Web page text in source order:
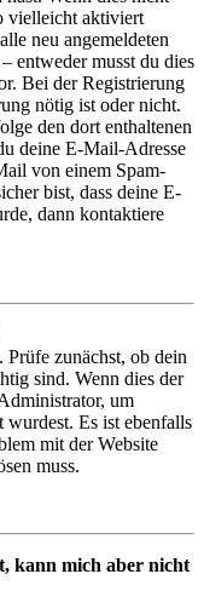
vielleicht aktiviert
neu angemeldeten
entweder musst du dies
Bei der Registrierung
nötig ist oder nicht.
den dort enthaltenen
deine E-Mail-Adresse
von einem Spam-
bist, dass deine E-
dann kontaktiere
zunächst, ob dein
sind. Wenn dies der
um
wurdest. Es ist ebenfalls
mit der Website
muss.
kann mich aber nicht